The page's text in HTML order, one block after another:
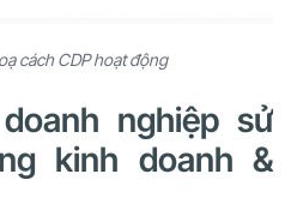
cách CDP hoạt động
nghiệp sử
kinh doanh &